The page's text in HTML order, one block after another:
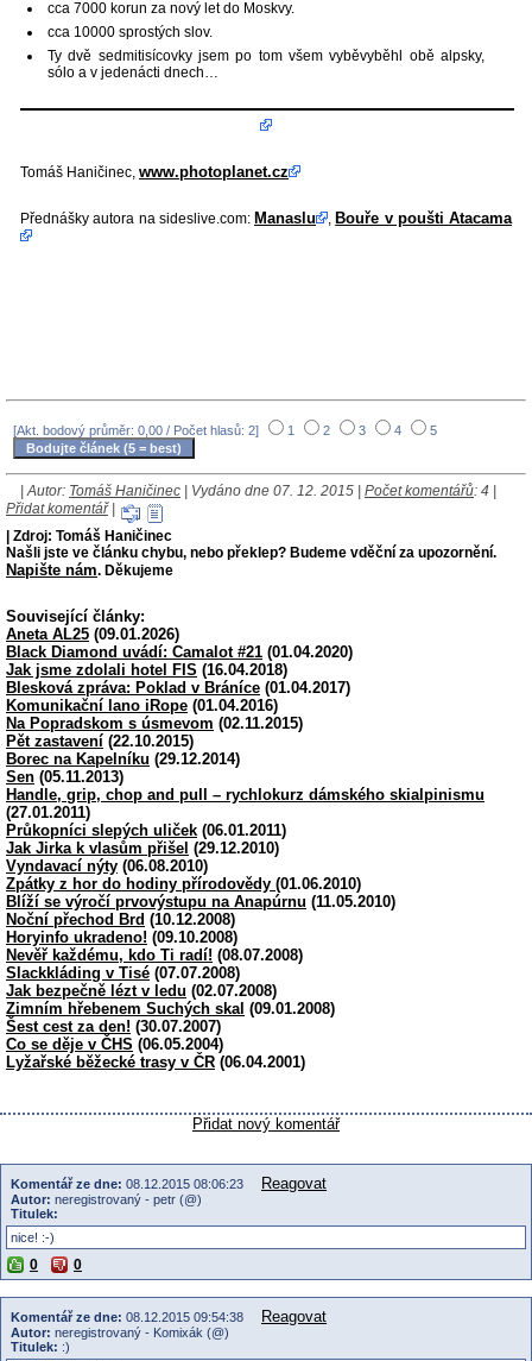
cca 7000 korun za nový let do Moskvy.
cca 10000 sprostých slov.
Ty dvě sedmitisícovky jsem po tom všem vyběvyběhl obě alpsky,
sólo a v jedenácti dnech…
Tomáš Haničinec, www.photoplanet.cz
Přednášky autora na sideslive.com: Manaslu Bouře v poušti Atacama
[Akt. bodový průměr: 0,00 / Počet hlasů: 2] 1 2 3 4 5
| Autor: Tomáš Haničinec | Vydáno dne 07. 12. 2015 | Počet komentářů: 4 |
Přidat komentář|
| Zdroj: Tomáš Haničinec
Našli jste ve článku chybu, nebo překlep? Budeme vděční za upozornění.
Napište nám. Děkujeme
Související články:
Aneta AL25 (09.01.2026)
Black Diamond uvádí: Camalot #21 (01.04.2020)
Jak jsme zdolali hotel FIS (16.04.2018)
Blesková zpráva: Poklad v Bráníce (01.04.2017)
Komunikační lano iRope (01.04.2016)
Na Popradskom s úsmevom (02.11.2015)
Pět zastavení (22.10.2015)
Borec na Kapelníku (29.12.2014)
Sen (05.11.2013)
Handle, grip, chop and pull – rychlokurz dámského skialpinismu
(27.01.2011)
Průkopníci slepých uliček (06.01.2011)
Jak Jirka k vlasům přišel (29.12.2010)
Vyndavací nýty (06.08.2010)
Zpátky z hor do hodiny přírodovědy (01.06.2010)
Blíží se výročí prvovýstupu na Anapúrnu (11.05.2010)
Noční přechod Brd (10.12.2008)
Horyinfo ukradeno! (09.10.2008)
Nevěř každému, kdo Ti radí! (08.07.2008)
Slackkláding v Tisé (07.07.2008)
Jak bezpečně lézt v ledu (02.07.2008)
Zimním hřebenem Suchých skal (09.01.2008)
Šest cest za den! (30.07.2007)
Co se děje v ČHS (06.05.2004)
Lyžařské běžecké trasy v ČR (06.04.2001)
Přidat nový komentář
Komentář ze dne: 08.12.2015 08:06:23 Reagovat
Autor: neregistrovaný - petr (@)
Titulek:
nice! :-)
0 0
Komentář ze dne: 08.12.2015 09:54:38 Reagovat
Autor: neregistrovaný - Komixák (@)
Titulek: :)